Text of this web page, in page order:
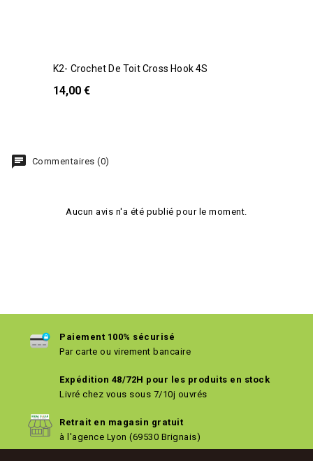
K2- Crochet De Toit Cross Hook 4S
14,00 €
chat Commentaires (0)
Aucun avis n'a été publié pour le moment.
Paiement 100% sécurisé
Par carte ou virement bancaire
Expédition 48/72H pour les produits en stock
Livré chez vous sous 7/10j ouvrés
Retrait en magasin gratuit
à l'agence Lyon (69530 Brignais)